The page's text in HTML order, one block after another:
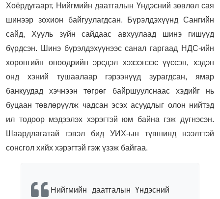
Хоёрдугаарт, Нийгмийн даатгалын Үндэсний зөвлөл сая
шинээр зохион байгуулагдсан. Бүрэлдэхүүнд Сангийн
сайд, Хууль зүйн сайдаас авхуулаад шинэ гишүүд
бүрдсэн. Шинэ бүрэлдэхүүнээс санал гаргаад НДС-ийн
хөрөнгийн өнөөдрийн эрсдэл хэзээнээс үүссэн, хэдэн
онд хэний тушаалаар гэрээнүүд зурагдсан, ямар
банкуудад хэчнээн төгрөг байршуулснаас хэдийг нь
буцаан төвлөрүүлж чадсан эсэх асуудлыг олон нийтэд
ил тодоор мэдээлэх хэрэгтэй юм байна гэж дүгнэсэн.
Шаардлагатай гэвэл бид УИХ-ын түвшинд нээлттэй
сонсгол хийх хэрэгтэй гэж үзэж байгаа.
Нийгмийн даатгалын Үндэсний